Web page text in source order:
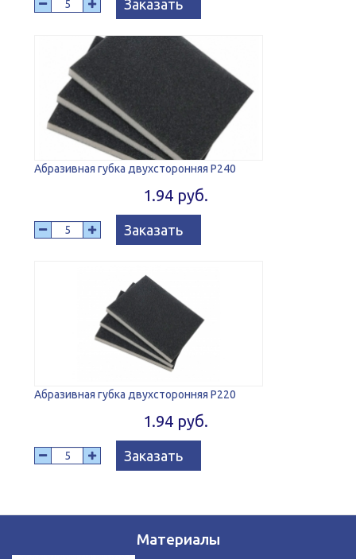
Заказать
Абразивная губка двухсторонняя Р240
1.94 руб.
Заказать
Абразивная губка двухсторонняя Р220
1.94 руб.
Заказать
Материалы